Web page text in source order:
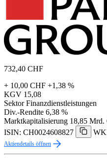
732,40 CHF
+ 10,00 CHF +1,38 %
KGV 15,08
Sektor Finanzdienstleistungen
Div.-Rendite 6,38 %
Marktkapitalisierung 18,85 Mrd.
ISIN: CH0024608827
Aktiendetails öffnen